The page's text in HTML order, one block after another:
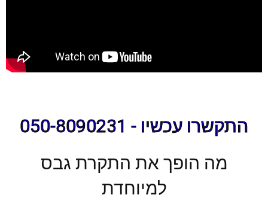
התקשרו עכשיו - 050-8090231
מה הופך את התקרת גבס
למיוחדת